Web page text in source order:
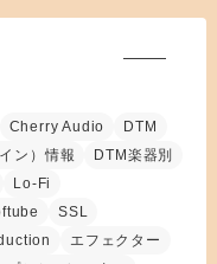
Cherry Audio
DTM
ン）情報
DTM楽器別
Lo-Fi
SSL
エフェクター